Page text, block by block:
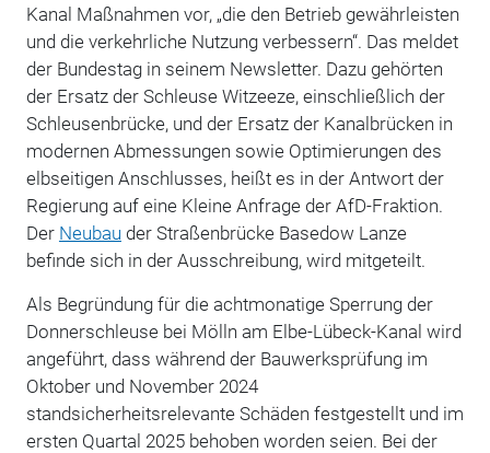
Kanal Maßnahmen vor, „die den Betrieb gewährleisten
und die verkehrliche Nutzung verbessern“. Das meldet
der Bundestag in seinem Newsletter. Dazu gehörten
der Ersatz der Schleuse Witzeeze, einschließlich der
Schleusenbrücke, und der Ersatz der Kanalbrücken in
modernen Abmessungen sowie Optimierungen des
elbseitigen Anschlusses, heißt es in der Antwort der
Regierung auf eine Kleine Anfrage der AfD-Fraktion.
Der Neubau der Straßenbrücke Basedow Lanze
befinde sich in der Ausschreibung, wird mitgeteilt.
Als Begründung für die achtmonatige Sperrung der
Donnerschleuse bei Mölln am Elbe-Lübeck-Kanal wird
angeführt, dass während der Bauwerksprüfung im
Oktober und November 2024
standsicherheitsrelevante Schäden festgestellt und im
ersten Quartal 2025 behoben worden seien. Bei der